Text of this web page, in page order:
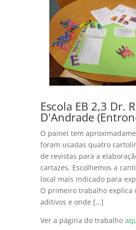
Escola EB 2,3 Dr.
D'Andrade
O painel tem
foram usadas quatro
de revistas para a
cartazes. Escolhemos a
local mais indicado para
O primeiro trabalho explica
aditivos e onde […]
Ver a página do trabalho